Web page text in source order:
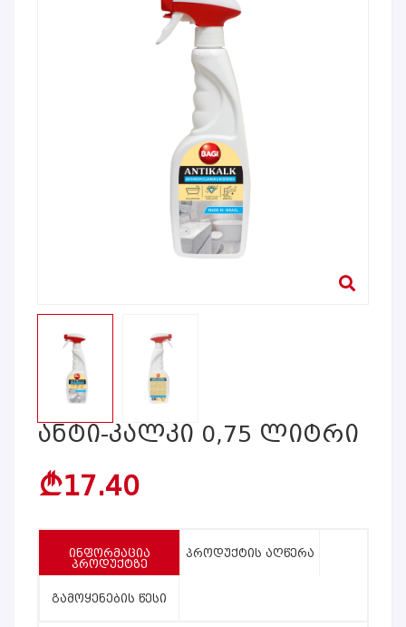
Ანტი-Კალკი 0,75 Ლიტრი
b17.40
ᲘᲜᲤᲝᲠᲛᲐᲪᲘᲐ
ᲞᲠᲝᲓᲣᲥᲢᲖᲔ
ᲞᲠᲝᲓᲣᲥᲢᲘᲡ ᲐᲦᲬᲔᲠᲐ
ᲒᲐᲛᲝᲧᲔᲜᲔᲑᲘᲡ ᲬᲔᲡᲘ